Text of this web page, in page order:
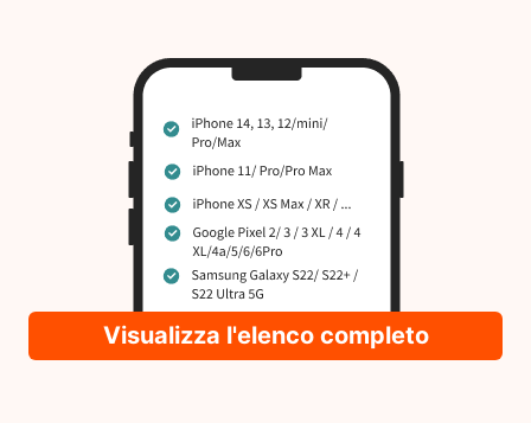
Visualizza l'elenco completo